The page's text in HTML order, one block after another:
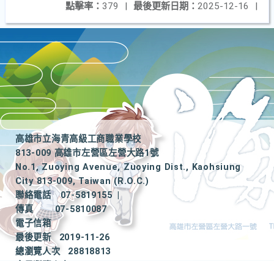
最後更新日期： 2025-12-16 |
點擊率： 379 |
高雄市立海青高級工商職業學校
813-009 高雄市左營區左營大路1號
No.1, Zuoying Avenue, Zuoying Dist., Kaohsiung
City 813-009, Taiwan (R.O.C.)
聯絡電話
07-5819155
|
傳真
07-5810087
電子信箱
最後更新
2019-11-26
總瀏覽人次
28818813